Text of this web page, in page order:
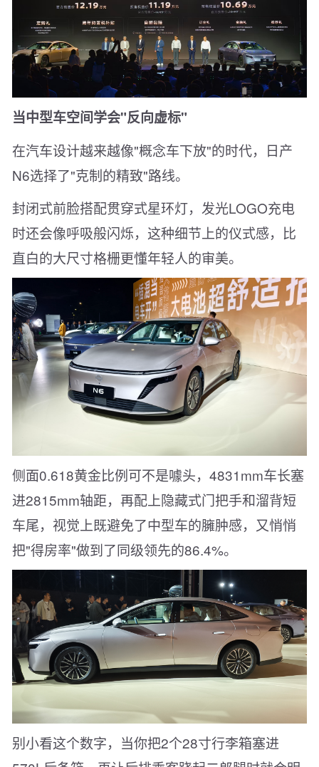
当中型车空间学会"反向虚标"
在汽车设计越来越像"概念车下放"的时代，日产
N6选择了"克制的精致"路线。
封闭式前脸搭配贯穿式星环灯，发光LOGO充电
时还会像呼吸般闪烁，这种细节上的仪式感，比
直白的大尺寸格栅更懂年轻人的审美。
侧面0.618黄金比例可不是噱头，4831mm车长塞
进2815mm轴距，再配上隐藏式门把手和溜背短
车尾，视觉上既避免了中型车的臃肿感，又悄悄
把"得房率"做到了同级领先的86.4%。
别小看这个数字，当你把2个28寸行李箱塞进